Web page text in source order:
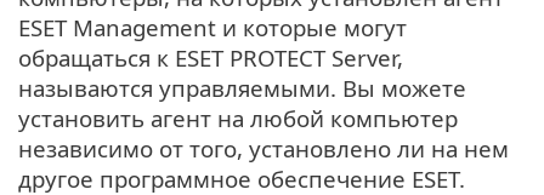
ESET Management и которые могут
обращаться к ESET PROTECT Server,
называются управляемыми. Вы можете
установить агент на любой компьютер
независимо от того, установлено ли на нем
другое программное обеспечение ESET.